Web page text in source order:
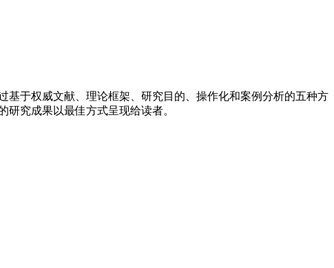
于权威文献、理论框架、研究目的、操作化和案例分析的五种方
究成果以最佳方式呈现给读者。